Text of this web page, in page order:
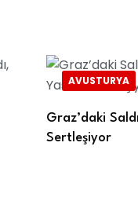
AVUSTURYA
Graz’daki
Sertleşiyor